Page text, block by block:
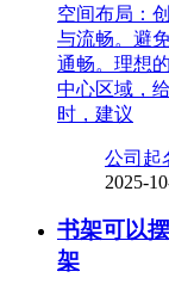
空间布局：
与流畅。避
通畅。理想
中心区域，
时，建议
公司起
2025-
书架可以
架